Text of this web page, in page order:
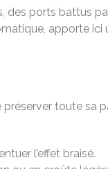
ports battus
apporte
préserver toute
l’effet braisé.